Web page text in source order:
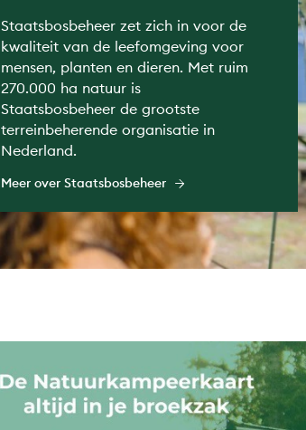
Staatsbosbeheer zet zich in voor de
kwaliteit van de leefomgeving voor
mensen, planten en dieren. Met ruim
270.000 ha natuur is
Staatsbosbeheer de grootste
terreinbeherende organisatie in
Nederland.
Meer over Staatsbosbeheer